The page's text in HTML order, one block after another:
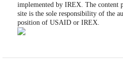
implemented by IREX. The content
site is the sole responsibility of the
position of USAID or IREX.